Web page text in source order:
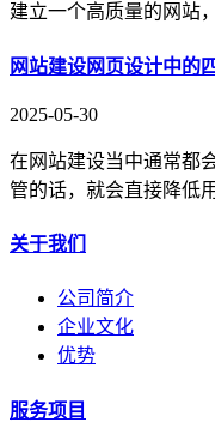
建立一个高质量的网站
网站建设网页设计中的
2025-05-30
在网站建设当中通常都
管的话，就会直接降低
关于我们
公司简介
企业文化
优势
服务项目